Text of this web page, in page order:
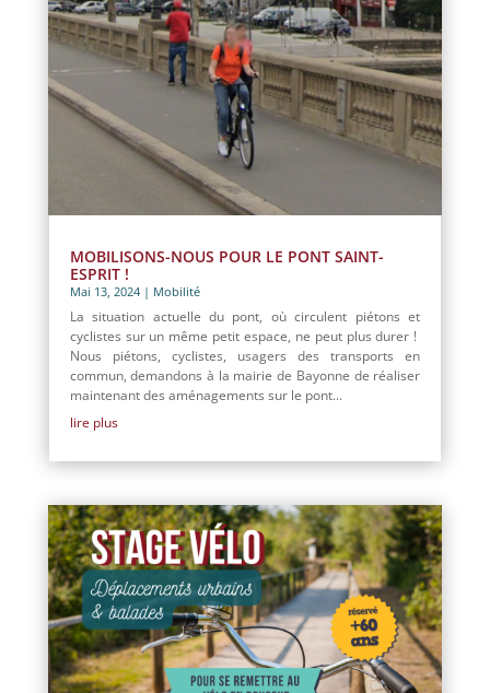
MOBILISONS-NOUS POUR LE PONT SAINT-
ESPRIT !
Mai 13, 2024| Mobilité
La situation actuelle du pont, où circulent piétons et
cyclistes sur un même petit espace, ne peut plus durer !
Nous piétons, cyclistes, usagers des transports en
commun, demandons à la mairie de Bayonne de réaliser
maintenant des aménagements sur le pont...
lire plus